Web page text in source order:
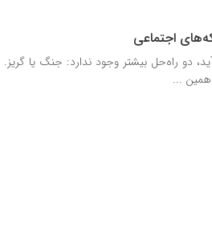
اجتماعی
دو راه‌حل بیشتر وجود ندارد: جنگ یا گریز.
همین ...